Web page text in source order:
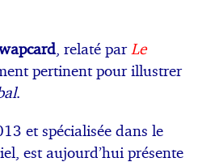
, relaté par Le
pertinent pour illustrer
.
et spécialisée dans le
est aujourd’hui présente